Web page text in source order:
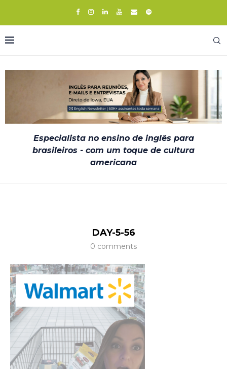
Especialista no ensino de inglês para
brasileiros - com um toque de cultura
americana
DAY-5-56
0 comments